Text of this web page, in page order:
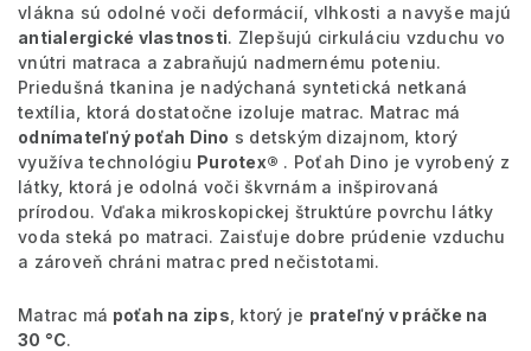
vlákna sú odolné voči deformácií, vlhkosti a navyše majú
antialergické vlastnosti. Zlepšujú cirkuláciu vzduchu vo
vnútri matraca a zabraňujú nadmernému poteniu.
Priedušná tkanina je nadýchaná syntetická netkaná
textília, ktorá dostatočne izoluje matrac. Matrac má
odnímateľný poťah Dino s detským dizajnom, ktorý
využíva technológiu Purotex® . Poťah Dino je vyrobený z
látky, ktorá je odolná voči škvrnám a inšpirovaná
prírodou. Vďaka mikroskopickej štruktúre povrchu látky
voda steká po matraci. Zaisťuje dobre prúdenie vzduchu
a zároveň chráni matrac pred nečistotami.
Matrac má poťah na zips , ktorý je prateľný v práčke na
30 °C.